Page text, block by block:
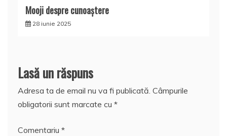
Mooji despre cunoaştere
28 iunie 2025
Lasă un răspuns
Adresa ta de email nu va fi publicată. Câmpurile
obligatorii sunt marcate cu *
Comentariu *